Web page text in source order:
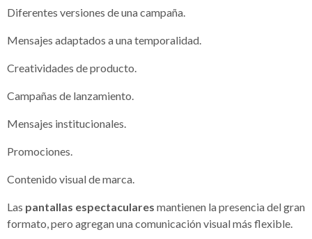
Diferentes versiones de una campaña.
Mensajes adaptados a una temporalidad.
Creatividades de producto.
Campañas de lanzamiento.
Mensajes institucionales.
Promociones.
Contenido visual de marca.
Las pantallas espectaculares mantienen la presencia del gran
formato, pero agregan una comunicación visual más flexible.